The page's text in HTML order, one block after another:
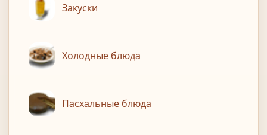
Закуски
Холодные блюда
Пасхальные блюда